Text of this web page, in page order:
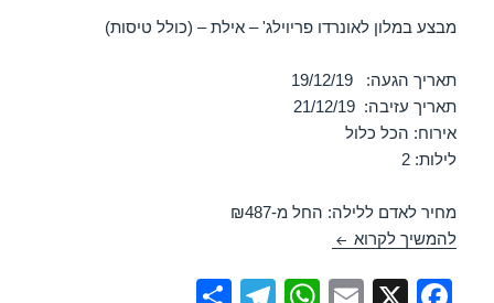
מבצע במלון לאונרדו פריוילג' – אילת – (כולל טיסות)
תאריך הגעה: 19/12/19
תאריך עזיבה: 21/12/19
אירוח: הכל כלול
לילות: 2
מחיר לאדם ללילה: החל מ-₪487
להמשיך לקרוא מלון לאונרדו פריוילג – אילת 19/12/2019